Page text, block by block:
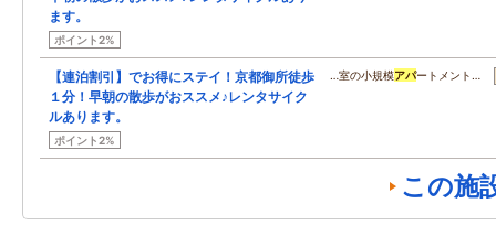
ます。
ポイント2%
【連泊割引】でお得にステイ！京都御所徒歩
１分！早朝の散歩がおススメ♪レンタサイク
ルあります。
ポイント2%
…室の小規模アパートメント…
この施